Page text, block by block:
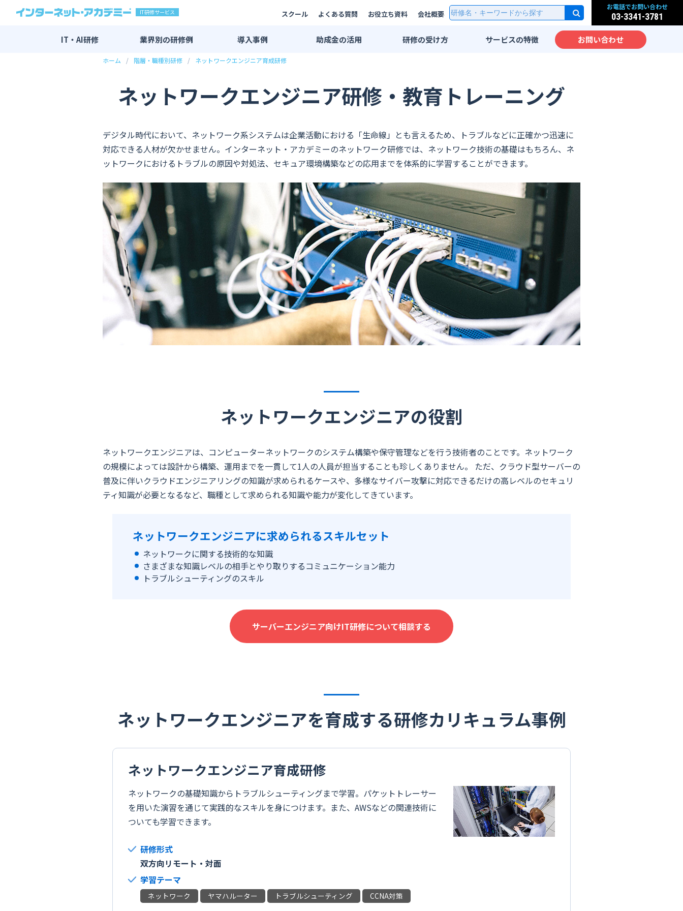
IT研修サービス スクール よくある質問 お役立ち資料 会社概要
お電話でお問い合わせ
03-3341-3781
IT・AI研修
IT・AI研修 全一覧
新入社員向け研修
マーケティング研修
業界別の研修例 導入事例
研修事例一覧
エンジニア研修事例
IT・情報通信業界
広告・メディア業界
金融・保険業界
メーカー系
印刷業界
出版業界
コンサルティング業界
流通・小売業界
旅行・レジャー業界
教育業界
不動産・建設業界
助成金の活用 研修の受け方
法人用スクールサービス
プライベートレッスン
公開講座
推奨PC環境
学習管理システム
サービスの特徴
IT教育のノウハウ
海外人材のための英語IT研
修
大手企業向けIT研修
お問い合わせ
ホーム 階層・職種別研修 ネットワークエンジニア育成研修
ネットワークエンジニア研修・教育トレーニング
デジタル時代において、ネットワーク系システムは企業活動における「生命線」とも言えるため、トラブルなどに正確かつ迅速に
対応できる人材が欠かせません。インターネット・アカデミーのネットワーク研修では、ネットワーク技術の基礎はもちろん、ネ
ットワークにおけるトラブルの原因や対処法、セキュア環境構築などの応用までを体系的に学習することができます。
ネットワークエンジニアの役割
ネットワークエンジニアは、コンピューターネットワークのシステム構築や保守管理などを行う技術者のことです。ネットワーク
の規模によっては設計から構築、運用までを一貫して1人の人員が担当することも珍しくありません。 ただ、クラウド型サーバーの
普及に伴いクラウドエンジニアリングの知識が求められるケースや、多様なサイバー攻撃に対応できるだけの高レベルのセキュリ
ティ知識が必要となるなど、職種として求められる知識や能力が変化してきています。
ネットワークエンジニアに求められるスキルセット
ネットワークに関する技術的な知識
さまざまな知識レベルの相手とやり取りするコミュニケーション能力
トラブルシューティングのスキル
サーバーエンジニア向けIT研修について相談する
ネットワークエンジニアを育成する研修カリキュラム事例
ネットワークエンジニア育成研修
ネットワークの基礎知識からトラブルシューティングまで学習。パケットトレーサー
を用いた演習を通じて実践的なスキルを身につけます。また、AWSなどの関連技術に
ついても学習できます。
研修形式
双方向リモート・対面
学習テーマ
ネットワーク ヤマハルーター トラブルシューティング CCNA対策